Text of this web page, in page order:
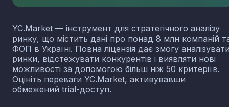
YC.Market — інструмент для стратегічного аналізу
ринку, що містить дані про понад 8 млн компаній
ФОП в Україні. Повна ліцензія дає змогу
ринки, відстежувати конкурентів і виявляти нові
можливості за допомогою більш ніж 50 критеріїв.
Оцініть переваги YC.Market, активувавши
обмежений trial-доступ.